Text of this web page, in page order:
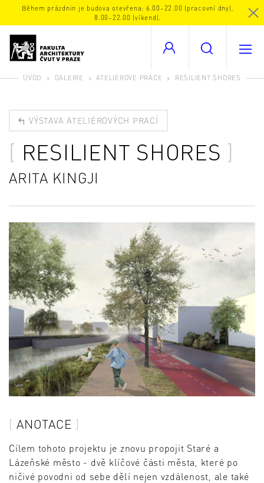
Během prázdnin je budova otevřena: 6.00–22.00 (pracovní dny),
8.00–22.00 (víkend).
ÚVOD GALERIE ATELIÉROVÉ PRÁCE RESILIENT SHORES
VÝSTAVA ATELIÉROVÝCH PRACÍ
RESILIENT SHORES
ARITA KINGJI
ANOTACE
Cílem tohoto projektu je znovu propojit Staré a
Lázeňské město - dvě klíčové části města, které po
ničivé povodni od sebe dělí nejen vzdálenost, ale také